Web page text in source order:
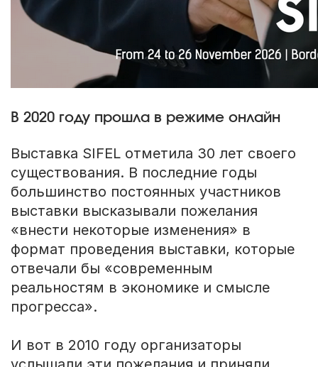
В 2020 году прошла в режиме онлайн
Выставка SIFEL отметила 30 лет своего
существования. В последние годы
большинство постоянных участников
выставки высказывали пожелания
«внести некоторые изменения» в
формат проведения выставки, которые
отвечали бы «современным
реальностям в экономике и смысле
прогресса».
И вот в 2010 году организаторы